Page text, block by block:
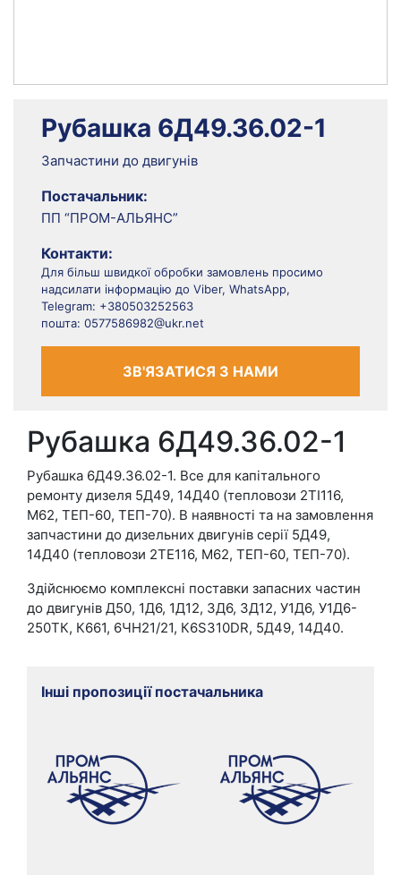
Рубашка 6Д49.36.02-1
Запчастини до двигунів
Постачальник:
ПП “ПРОМ-АЛЬЯНС”
Контакти:
Для більш швидкої обробки замовлень просимо
надсилати інформацію до Viber, WhatsApp,
Telegram: +380503252563
пошта: 0577586982@ukr.net
ЗВ'ЯЗАТИСЯ З НАМИ
Рубашка 6Д49.36.02-1
Рубашка 6Д49.36.02-1. Все для капітального
ремонту дизеля 5Д49, 14Д40 (тепловози 2ТІ116,
М62, ТЕП-60, ТЕП-70). В наявності та на замовлення
запчастини до дизельних двигунів серії 5Д49,
14Д40 (тепловози 2ТЕ116, М62, ТЕП-60, ТЕП-70).
Здійснюємо комплексні поставки запасних частин
до двигунів Д50, 1Д6, 1Д12, 3Д6, 3Д12, У1Д6, У1Д6-
250ТК, К661, 6ЧН21/21, К6S310DR, 5Д49, 14Д40.
Інші пропозиції постачальника